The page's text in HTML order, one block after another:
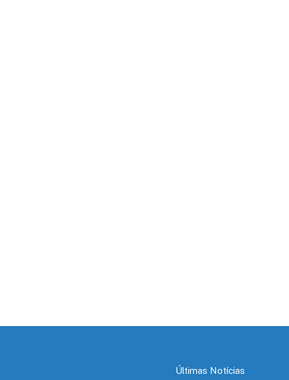
Últimas Notícias